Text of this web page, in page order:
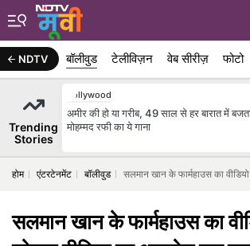
NDTV बॉलीवुड टेलीविज़न वेब सीरीज़ फोटो
Trending
Stories
Bollywood
अमीर की हो या गरीब, 49 साल से हर बारात में
मोहम्मद रफी का ये गाना
होम एंटरटेनमेंट बॉलीवुड सलमान खान के फार्महाउस का
सलमान खान के फार्महाउस का